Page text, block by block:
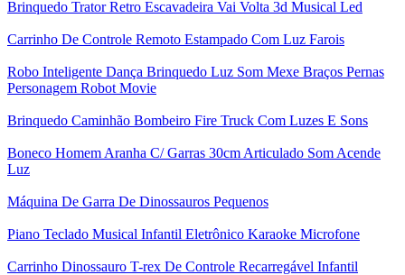
Brinquedo Trator Retro Escavadeira Vai Volta 3d Musical Led
Carrinho De Controle Remoto Estampado Com Luz Farois
Robo Inteligente Dança Brinquedo Luz Som Mexe Braços Pernas
Personagem Robot Movie
Brinquedo Caminhão Bombeiro Fire Truck Com Luzes E Sons
Boneco Homem Aranha C/ Garras 30cm Articulado Som Acende
Luz
Máquina De Garra De Dinossauros Pequenos
Piano Teclado Musical Infantil Eletrônico Karaoke Microfone
Carrinho Dinossauro T-rex De Controle Recarregável Infantil